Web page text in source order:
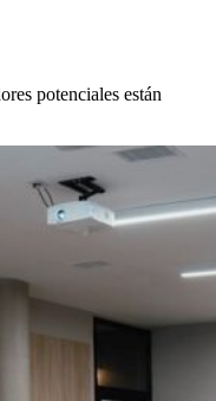
potenciales están